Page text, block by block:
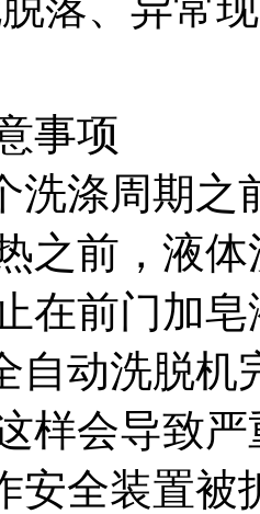
事项
洗涤周期
之前，液
在前门加皂
自动洗脱
样会导致
安全装置